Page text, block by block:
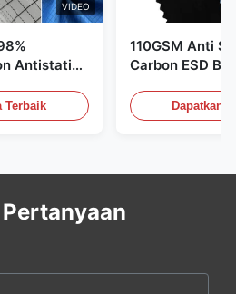
VIDEO
Antistatic
Terbaik
110GSM Anti
Carbon ESD
Dapatkan